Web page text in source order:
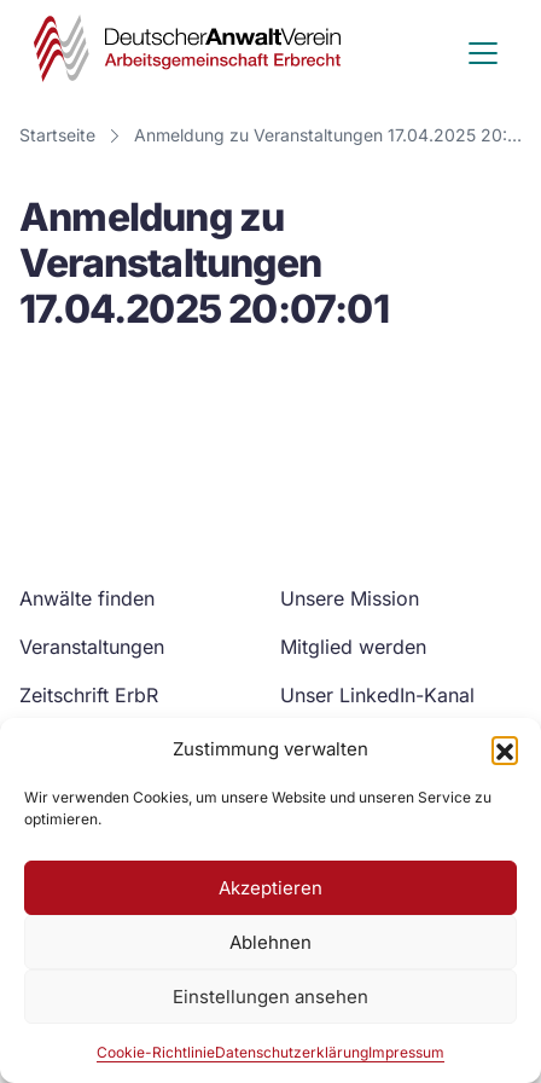
Zustimmung verwalten
Wir verwenden Cookies, um unsere Website und unseren Service zu
optimieren.
Akzeptieren
Ablehnen
Einstellungen ansehen
Cookie-RichtlinieDatenschutzerklärungImpressum
Deutscher
Anwalt
Verein
Startseite Anmeldung zu Veranstaltungen 17.04.2025 20:07:01
Anmeldung zu
Veranstaltungen
17.04.2025 20:07:01
Anwälte finden
Veranstaltungen
Zeitschrift ErbR
Unsere Mission
Mitglied werden
Unser LinkedIn-Kanal
Unser YouTube-Kanal
Zur DAV Webseite